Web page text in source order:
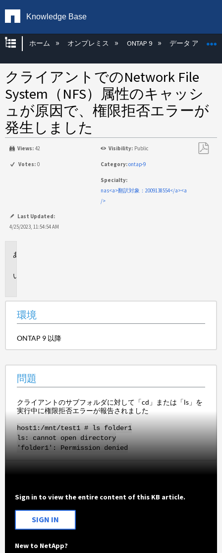
Knowledge Base
グローバル階層を展開/折りたたむ
ホーム オンプレミス ONTAP 9 データ アクセス
クライアントでのNetwork File
System（NFS）属性のキャッシ
ュが原因で、権限拒否エラーが
発生しました
Views: 42 Visibility: Public
Votes: 0 Category:ontap-9
Specialty:
nas<a>翻訳対象：2009138554</a><a
/>
Last Updated:
4/25/2023, 11:54:54 AM
環境
ONTAP 9 以降
問題
クライアントのサブフォルダに対して「cd」または「ls」を
実行中に権限拒否エラーが報告されました
host1:/mnt/test1 # ls folder1
ls: cannot open directory
'folder1': Permission denied
Sign in to view the entire content of this KB article.
SIGN IN
New to NetApp?